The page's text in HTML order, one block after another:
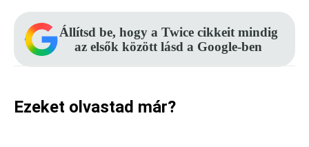
Állítsd be, hogy a Twice cikkeit mindig
az elsők között lásd a Google-ben
Ezeket olvastad már?